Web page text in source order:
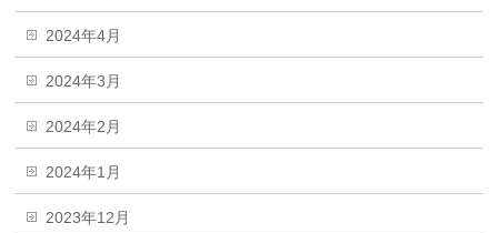
2024年4月
2024年3月
2024年2月
2024年1月
2023年12月